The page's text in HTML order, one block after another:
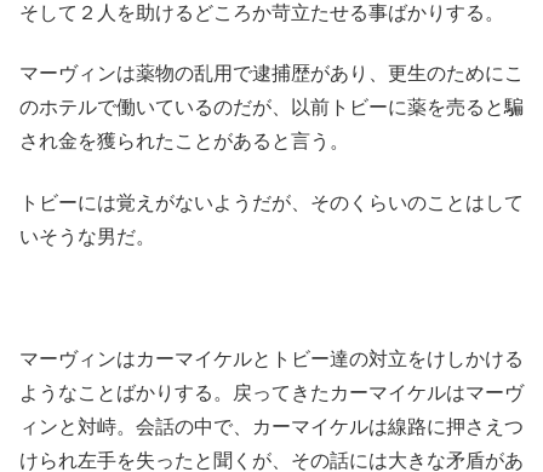
そして２人を助けるどころか苛立たせる事ばかりする。
マーヴィンは薬物の乱用で逮捕歴があり、更生のためにこ
のホテルで働いているのだが、以前トビーに薬を売ると騙
され金を獲られたことがあると言う。
トビーには覚えがないようだが、そのくらいのことはして
いそうな男だ。
マーヴィンはカーマイケルとトビー達の対立をけしかける
ようなことばかりする。戻ってきたカーマイケルはマーヴ
ィンと対峙。会話の中で、カーマイケルは線路に押さえつ
けられ左手を失ったと聞くが、その話には大きな矛盾があ